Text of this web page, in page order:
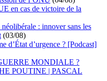
en cas de victoire de la
: innover sans les
(03/08)
d’État d’urgence ? [Podcast]
MONDIALE ?
POUTINE | PASCAL